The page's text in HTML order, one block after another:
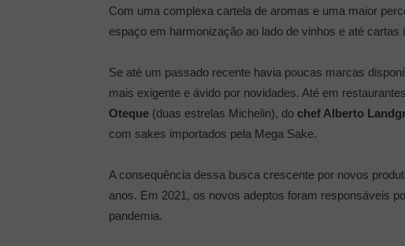
Com uma complexa cartela de aromas e uma maior
espaço em harmonização ao lado de vinhos e até cartas
Se até um passado recente havia poucas marcas
mais exigente e ávido por novidades. Até em
Oteque (duas estrelas Michelin), do chef Alberto
com sakes importados pela Mega Sake.
A consequência dessa busca crescente por novos
anos. Em 2021, os novos adeptos foram responsáveis
pandemia.